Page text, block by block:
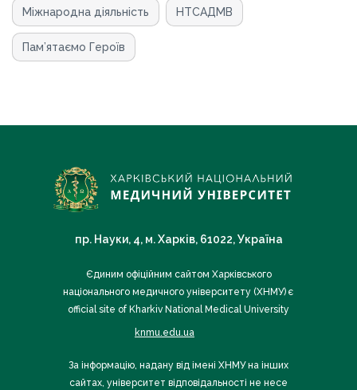
Мiжнародна дiяльнiсть НТСАДМВ
Пам’ятаємо Героїв
пр. Науки, 4, м. Харків, 61022, Україна
Єдиним офіційним сайтом Харківського
національного медичного університету (ХНМУ) є
official site of Kharkiv National Medical University
knmu.edu.ua
За інформацію, надану від імені ХНМУ на інших
сайтах, університет відповідальності не несе